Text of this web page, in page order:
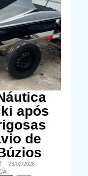
após
de
23/02/2026